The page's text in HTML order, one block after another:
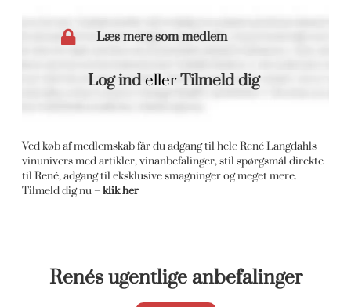
Læs mere som medlem
Log indellerTilmeld dig
Ved køb af medlemskab får du adgang til hele René Langdahls
vinunivers med artikler, vinanbefalinger, stil spørgsmål direkte
til René, adgang til eksklusive smagninger og meget mere.
Tilmeld dig nu –klik her
Renés ugentlige anbefalinger